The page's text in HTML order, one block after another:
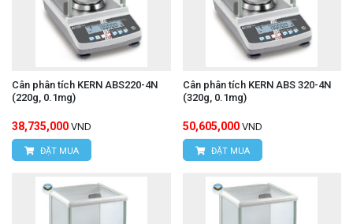
Cân phân tích KERN ABS220-4N
(220g, 0.1mg)
38,735,000 VND
ĐẶT MUA
Cân phân tích KERN ABS 320-4N
(320g, 0.1mg)
50,605,000 VND
ĐẶT MUA